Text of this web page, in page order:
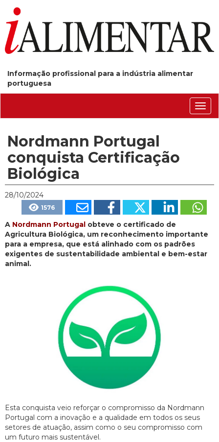
Informação profissional para a indústria alimentar
portuguesa
Nordmann Portugal
conquista Certificação
Biológica
28/10/2024
1576
A Nordmann Portugal obteve o certificado de
Agricultura Biológica, um reconhecimento importante
para a empresa, que está alinhado com os padrões
exigentes de sustentabilidade ambiental e bem-estar
animal.
Esta conquista veio reforçar o compromisso da Nordmann
Portugal com a inovação e a qualidade em todos os seus
setores de atuação, assim como o seu compromisso com
um futuro mais sustentável.